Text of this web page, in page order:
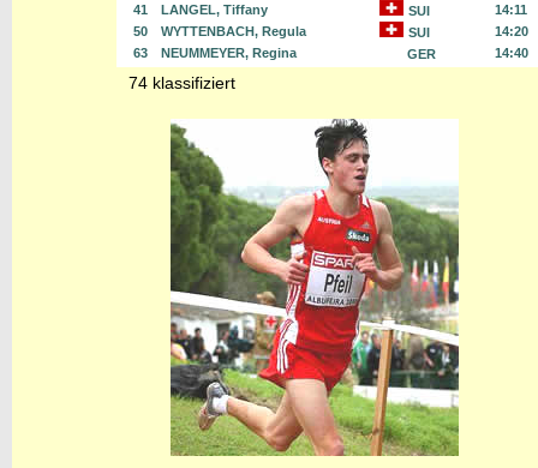
41
LANGEL, Tiffany SUI
14:11
50
WYTTENBACH, Regula SUI
14:20
63
NEUMMEYER, Regina GER 14:40
74 klassifiziert